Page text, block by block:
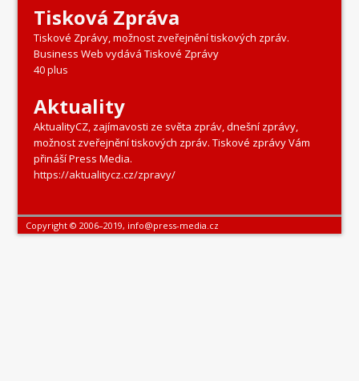
Tisková Zpráva
Tiskové Zprávy, možnost zveřejnění tiskových zpráv.
Business Web vydává Tiskové Zprávy
40 plus
Aktuality
AktualityCZ, zajímavosti ze světa zpráv, dnešní zprávy,
možnost zveřejnění tiskových zpráv. Tiskové zprávy Vám
přináší Press Media.
https://aktualitycz.cz/zpravy/
Copyright © 2006–2019, info@press-media.cz